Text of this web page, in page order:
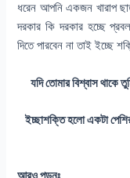
ধরেন আপনি একজন খারাপ
দরকার কি দরকার হচ্ছে
দিতে পারবেন না তাই ইচ্ছে
যদি তোমার বিশ্বাস থাকে
ইচ্ছাশক্তি হলো একটা